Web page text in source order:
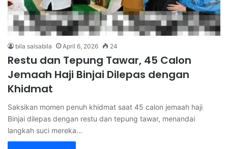
bila salsabila April 6, 2026 24
Restu dan Tepung Tawar, 45 Calon
Jemaah Haji Binjai Dilepas dengan
Khidmat
Saksikan momen penuh khidmat saat 45 calon jemaah haji
Binjai dilepas dengan restu dan tepung tawar, menandai
langkah suci mereka…